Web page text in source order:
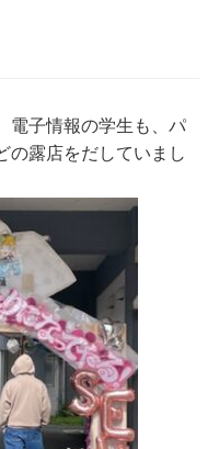
電子情報の学生も、パ
の露店をだしていまし